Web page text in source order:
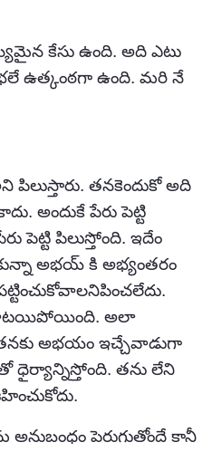
కేసు ఉంది. అది ఎటు
ఉత్కంఠగా ఉంది. మరి నే
పిలుస్తారు. తనకెందుకో అది
అందుకే పేరు పెట్టి
పెట్టి పిలుస్తోంది. ఇదేం
అభయ్ కి అభ్యంతరం
అలా
తనకు అభయం ఇచ్చేవాడుగా
తను లేని
పెరుగుతోందే కానీ